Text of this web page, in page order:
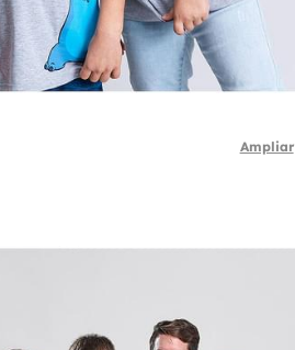
Ampliar